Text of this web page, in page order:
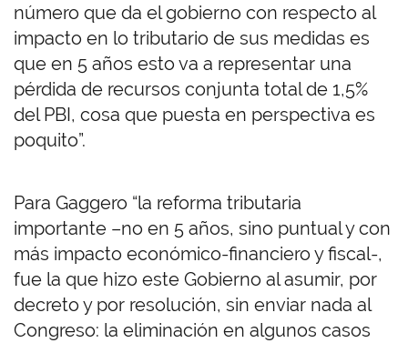
número que da el gobierno con respecto al
impacto en lo tributario de sus medidas es
que en 5 años esto va a representar una
pérdida de recursos conjunta total de 1,5%
del PBI, cosa que puesta en perspectiva es
poquito”.
Para Gaggero “la reforma tributaria
importante –no en 5 años, sino puntual y con
más impacto económico-financiero y fiscal-,
fue la que hizo este Gobierno al asumir, por
decreto y por resolución, sin enviar nada al
Congreso: la eliminación en algunos casos